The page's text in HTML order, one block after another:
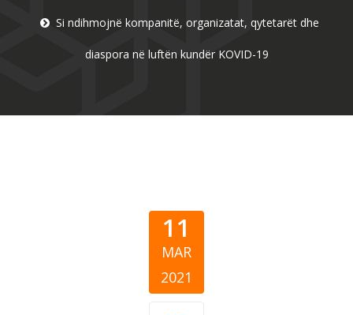
Si ndihmojnë kompanitë, organizatat, qytetarët dhe
diaspora në luftën kundër KOVID-19
11
MAR
2021